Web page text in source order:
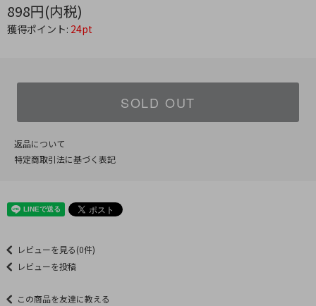
898円(内税)
獲得ポイント: 24pt
SOLD OUT
返品について
特定商取引法に基づく表記
レビューを見る(0件)
レビューを投稿
この商品を友達に教える